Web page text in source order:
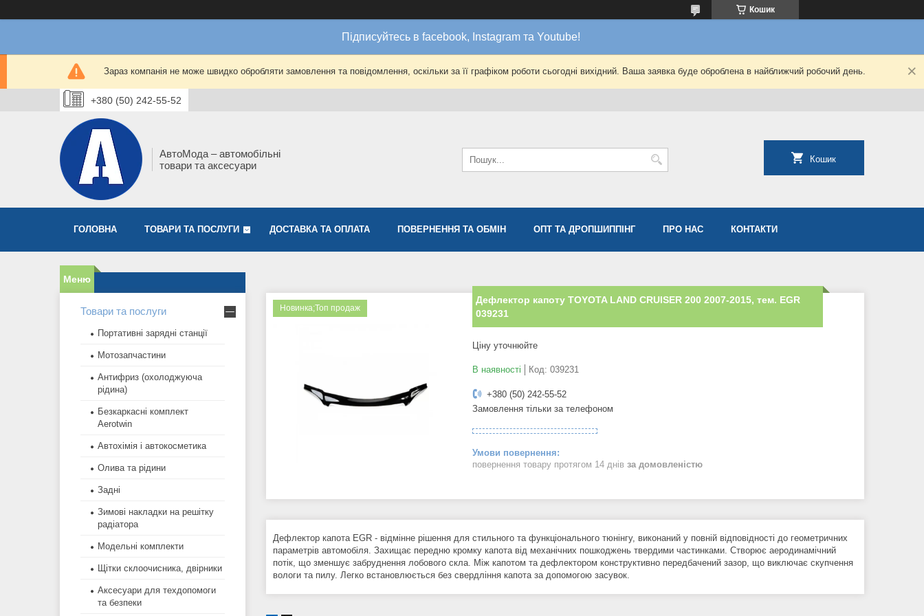
Кошик
Підписуйтесь в facebook, Instagram та Youtube!
Зараз компанія не може швидко обробляти замовлення та повідомлення, оскільки за її графіком роботи сьогодні вихідний. Ваша заявка буде оброблена в найближчий робочий день.
+380 (50) 242-55-52
АвтоМода – автомобільні
товари та аксесуари
Кошик
ГОЛОВНА ТОВАРИ ТА ПОСЛУГИ ДОСТАВКА ТА ОПЛАТА ПОВЕРНЕННЯ ТА ОБМІН ОПТ ТА ДРОПШИППІНГ ПРО НАС КОНТАКТИ
Новинка;Топ продаж
Дефлектор капоту TOYOTA LAND CRUISER 200 2007-2015, тем. EGR
039231
Ціну уточнюйте
В наявності Код: 039231
+380 (50) 242-55-52
Замовлення тільки за телефоном
повернення товару протягом 14 днів за домовленістю
Дефлектор капота EGR - відмінне рішення для стильного та функціонального тюнінгу, виконаний у повній відповідності до геометричних
параметрів автомобіля. Захищає передню кромку капота від механічних пошкоджень твердими частинками. Створює аеродинамічний
потік, що зменшує забруднення лобового скла. Між капотом та дефлектором конструктивно передбачений зазор, що виключає скупчення
вологи та пилу. Легко встановлюється без свердління капота за допомогою засувок.
Товари та послуги
Портативні зарядні станції
Мотозапчастини
Антифриз (охолоджуюча
рідина)
Безкаркасні комплект
Aerotwin
Автохімія і автокосметика
Олива та рідини
Задні
Зимові накладки на решітку
радіатора
Модельні комплекти
Щітки склоочисника, двірники
Аксесуари для техдопомоги
та безпеки